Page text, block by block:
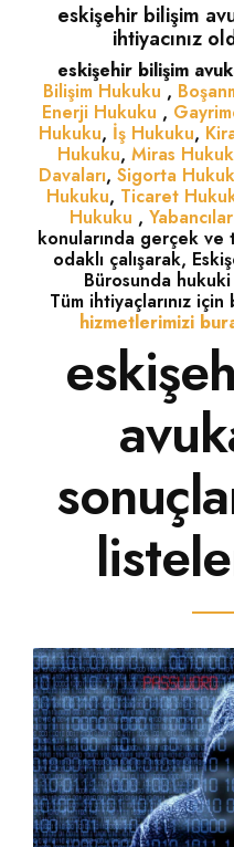
eskişehir bilişim
ihtiyacınız
eskişehir bilişim
Bilişim Hukuku ,
Enerji Hukuku ,
Hukuku, İş Hukuku,
Hukuku, Miras
Davaları, Sigorta
Hukuku, Ticaret
Hukuku ,
konularında gerçek
odaklı çalışarak,
Bürosunda
Tüm ihtiyaçlarınız
hizmetlerimizi